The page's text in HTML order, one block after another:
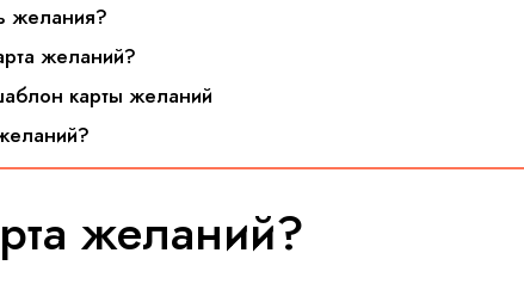
желания?
желаний?
карты желаний
желаний?